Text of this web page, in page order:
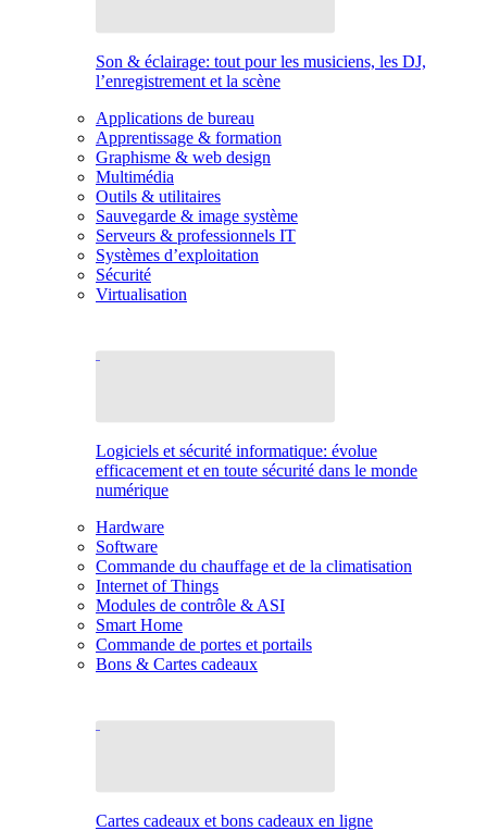
Son & éclairage: tout pour les musiciens, les DJ,
l’enregistrement et la scène
Applications de bureau
Apprentissage & formation
Graphisme & web design
Multimédia
Outils & utilitaires
Sauvegarde & image système
Serveurs & professionnels IT
Systèmes d’exploitation
Sécurité
Virtualisation
Logiciels et sécurité informatique: évolue
efficacement et en toute sécurité dans le monde
numérique
Hardware
Software
Commande du chauffage et de la climatisation
Internet of Things
Modules de contrôle & ASI
Smart Home
Commande de portes et portails
Bons & Cartes cadeaux
Cartes cadeaux et bons cadeaux en ligne